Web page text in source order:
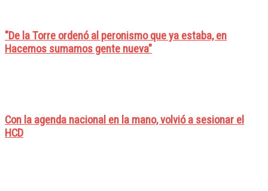
"De la Torre ordenó al peronismo que ya estaba, en
Hacemos sumamos gente nueva"
Con la agenda nacional en la mano, volvió a sesionar el
HCD